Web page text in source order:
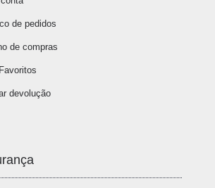
de pedidos
de compras
devolução